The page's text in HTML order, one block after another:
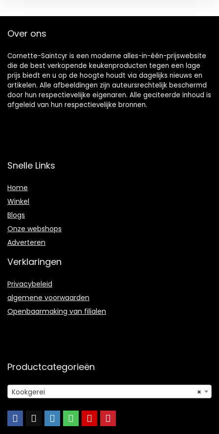
Over ons
Cornette-Saintcyr is een moderne alles-in-één-prijswebsite
die de best verkopende keukenproducten tegen een lage
prijs biedt en u op de hoogte houdt via dagelijks nieuws en
artikelen. Alle afbeeldingen zijn auteursrechtelijk beschermd
door hun respectievelijke eigenaren. Alle geciteerde inhoud is
afgeleid van hun respectievelijke bronnen.
Snelle Links
Home
Winkel
Blogs
Onze webshops
Adverteren
Verklaringen
Privacybeleid
algemene voorwaarden
Openbaarmaking van filialen
Productcategorieën
×
Kookgerei